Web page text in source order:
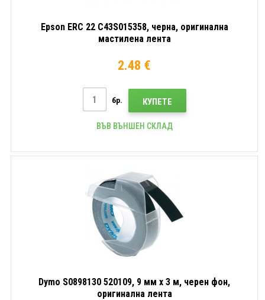
Epson ERC 22 C43S015358, черна, оригинална
мастилена лента
2.48 €
бр. КУПЕТЕ
ВЪВ ВЪНШЕН СКЛАД
Dymo S0898130 520109, 9 мм x 3 м, черен фон,
оригинална лента